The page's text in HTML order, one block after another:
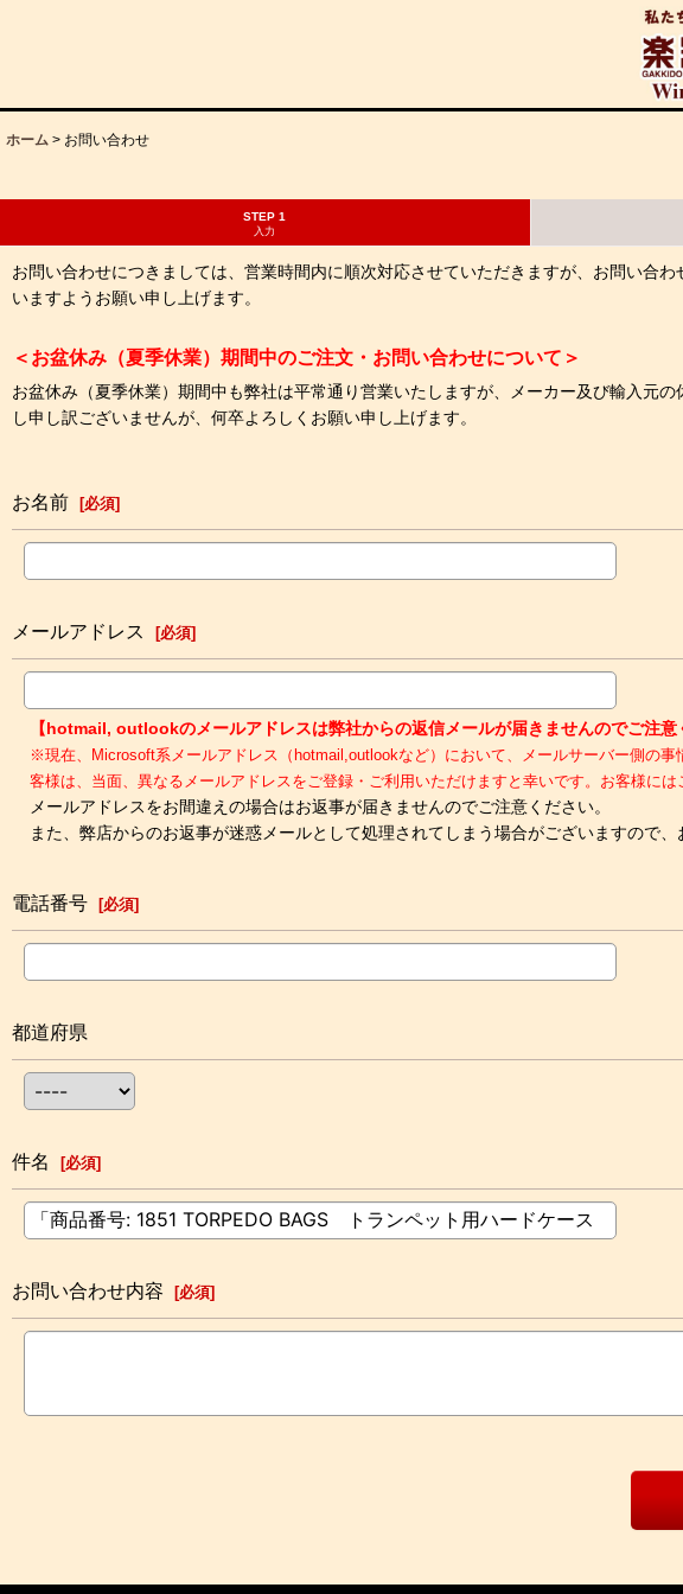
ホーム > お問い合わせ
STEP 1
入力
お問い合わせにつきましては、営業時間内に順次対応させていただきますが、お問い合
いますようお願い申し上げます。
＜お盆休み（夏季休業）期間中のご注文・お問い合わせについて＞
お盆休み（夏季休業）期間中も弊社は平常通り営業いたしますが、メーカー及び輸入元
し申し訳ございませんが、何卒よろしくお願い申し上げます。
お名前 [必須]
メールアドレス [必須]
【hotmail, outlookのメールアドレスは弊社からの返信メールが届きませんのでご注意
※現在、Microsoft系メールアドレス（hotmail,outlookなど）において、メールサーバー側の
客様は、当面、異なるメールアドレスをご登録・ご利用いただけますと幸いです。お客様に
メールアドレスをお間違えの場合はお返事が届きませんのでご注意ください。
また、弊店からのお返事が迷惑メールとして処理されてしまう場合がございますので
電話番号 [必須]
都道府県
件名 [必須]
お問い合わせ内容 [必須]